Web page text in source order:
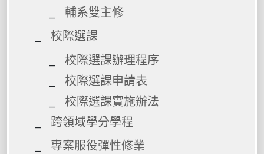
輔系雙主修
校際選課
校際選課辦理程序
校際選課申請表
校際選課實施辦法
跨領域學分學程
專案服役彈性修業